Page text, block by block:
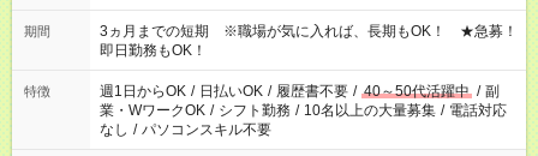
働く時間は調整できます！ お気軽に担当へ相談ください！
期間
3ヵ月までの短期 ※職場が気に入れば、長期もOK！ ★急募！
即日勤務もOK！
特徴 週1日からOK / 日払いOK / 履歴書不要 / 40～50代活躍中 / 副
業・WワークOK / シフト勤務 / 10名以上の大量募集 / 電話対応
なし / パソコンスキル不要